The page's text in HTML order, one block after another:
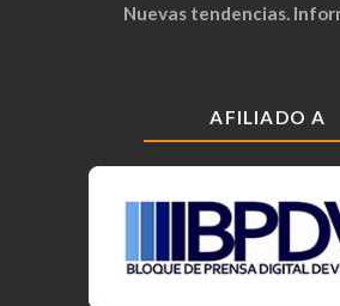
Nuevas tendencias.
AFILIADO A